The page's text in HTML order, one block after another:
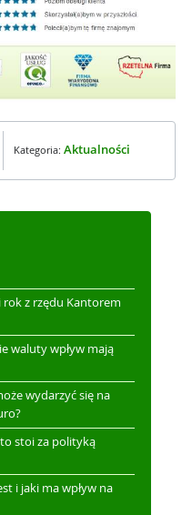
Kategoria: Aktualności
z rzędu Kantorem
waluty wpływ mają
wydarzyć się na
stoi za polityką
i jaki ma wpływ na